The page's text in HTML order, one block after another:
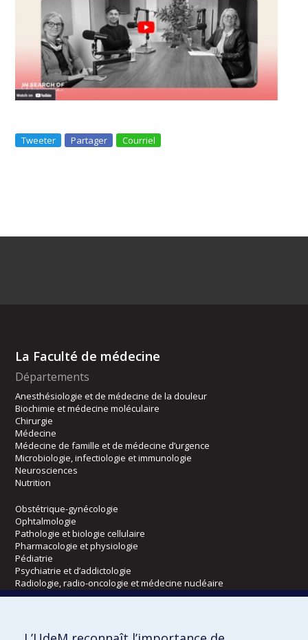
Tweeter Partager Courriel
La Faculté de médecine
Départements
Anesthésiologie et de médecine de la douleur
Biochimie et médecine moléculaire
Chirurgie
Médecine
Médecine de famille et de médecine d’urgence
Microbiologie, infectiologie et immunologie
Neurosciences
Nutrition
Obstétrique-gynécologie
Ophtalmologie
Pathologie et biologie cellulaire
Pharmacologie et physiologie
Pédiatrie
Psychiatrie et d’addictologie
Radiologie, radio-oncologie et médecine nucléaire